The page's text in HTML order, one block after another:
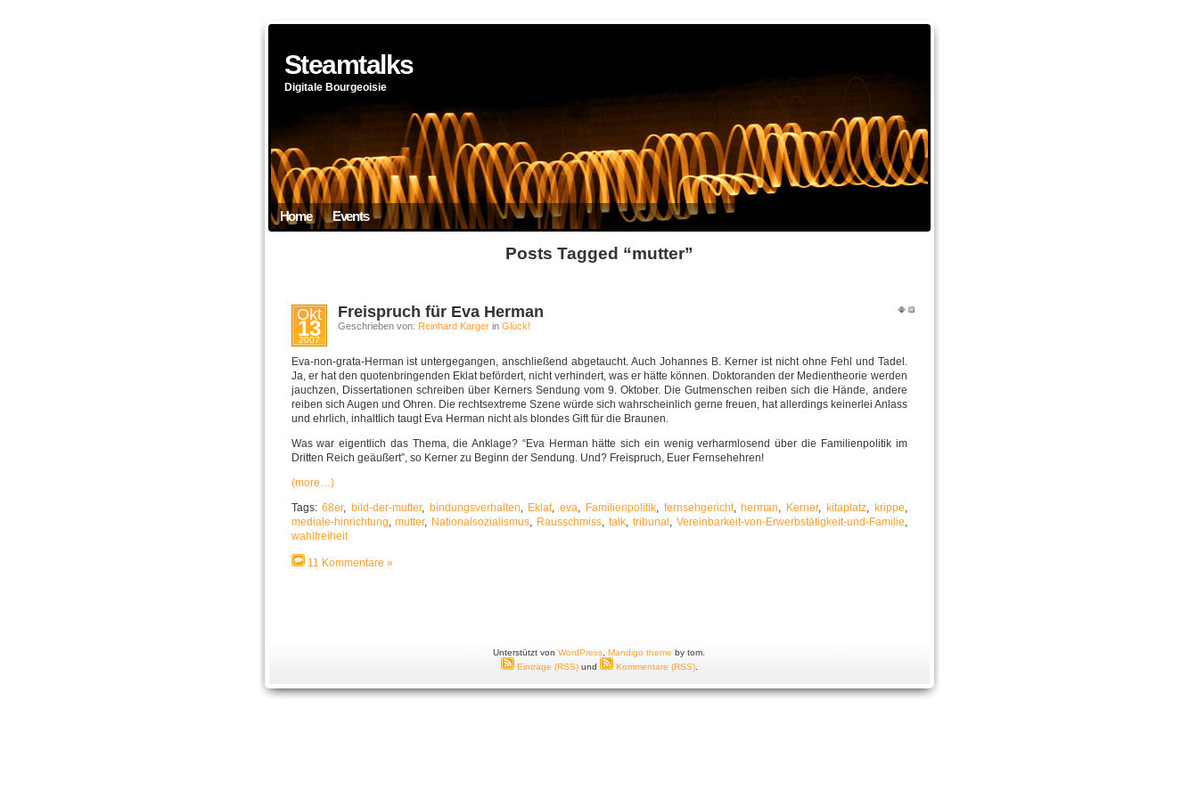
Steamtalks
Digitale Bourgeoisie
Home Events
Posts Tagged “mutter”
Okt
13
2007
Freispruch für Eva Herman
Geschrieben von: Reinhard Karger inGlück!
Eva-non-grata-Herman ist untergegangen, anschließend abgetaucht. Auch Johannes B. Kerner ist nicht ohne Fehl und Tadel.
Ja, er hat den quotenbringenden Eklat befördert, nicht verhindert, was er hätte können. Doktoranden der Medientheorie werden
jauchzen, Dissertationen schreiben über Kerners Sendung vom 9. Oktober. Die Gutmenschen reiben sich die Hände, andere
reiben sich Augen und Ohren. Die rechtsextreme Szene würde sich wahrscheinlich gerne freuen, hat allerdings keinerlei Anlass
und ehrlich, inhaltlich taugt Eva Herman nicht als blondes Gift für die Braunen.
Was war eigentlich das Thema, die Anklage? “Eva Herman hätte sich ein wenig verharmlosend über die Familienpolitik im
Dritten Reich geäußert”, so Kerner zu Beginn der Sendung. Und? Freispruch, Euer Fernsehehren!
(more…)
Tags:68er, bild-der-mutter, bindungsverhalten, Eklat,eva, Familienpolitik, fernsehgericht, herman, Kerner, kitaplatz, krippe,
mediale-hinrichtung,mutter, Nationalsozialismus, Rausschmiss, talk, tribunal , Vereinbarkeit-von-Erwerbstätigkeit-und-Familie,
wahlfreiheit
11 Kommentare »
Unterstützt von WordPress Mandigo theme by tom.
Einträge (RSS)und Kommentare (RSS).